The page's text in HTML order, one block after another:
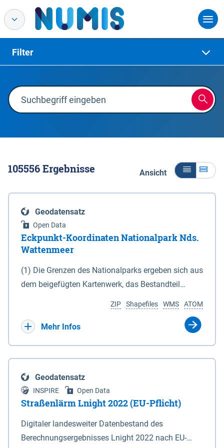
Filter
105556Ergebnisse Ansicht
Geodatensatz
Open Data
Eckpunkt-Koordinaten Nationalpark Nds.
Wattenmeer
(1) Die Grenzen des Nationalparks ergeben sich aus
dem beigefügten Kartenwerk, das Bestandteil
(DTK) im Maßstab 1 : 100 000 (Anlage 2), 2.
verkleinerte Amtliche Karte 1 : 5 000 (AK5) im
projizierte Koordinaten im Europäischen
Terrestrischen Referenzsystem 1989 (ETRS 89) mit
der Universalen Transversalen Mercator-Abbildung
bezogen auf die Zone 32 N (UTM 32N) dargestellt
(Anlage 4); Gleiches gilt für die geografischen
ATOM
WMS
Shapefiles
ZIP
Mehr Infos
Geodatensatz
INSPIRE Open Data
Straßenlärm Lnight 2022 (EU-Pflicht)
Digitaler landesweiter Datenbestand des
Berechnungsergebnisses Lnight 2022 nach EU-